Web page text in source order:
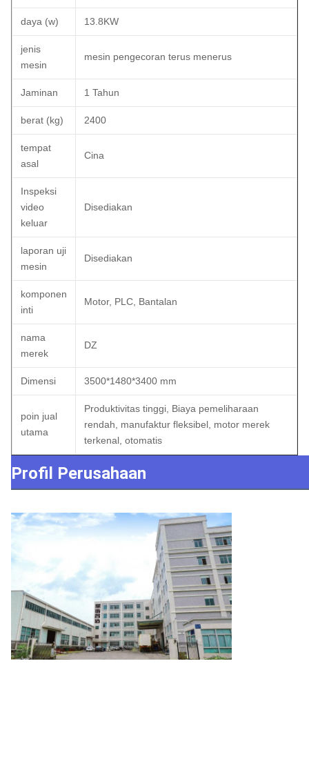
daya (w) 13.8KW
jenis
mesin
mesin pengecoran terus menerus
Jaminan 1 Tahun
berat (kg) 2400
tempat
asal
Cina
Inspeksi
video
keluar
Disediakan
laporan uji
mesin
Disediakan
komponen
inti
Motor, PLC, Bantalan
nama
merek
DZ
Dimensi 3500*1480*3400 mm
poin jual
utama
Produktivitas tinggi, Biaya pemeliharaan
rendah, manufaktur fleksibel, motor merek
terkenal, otomatis
Profil Perusahaan